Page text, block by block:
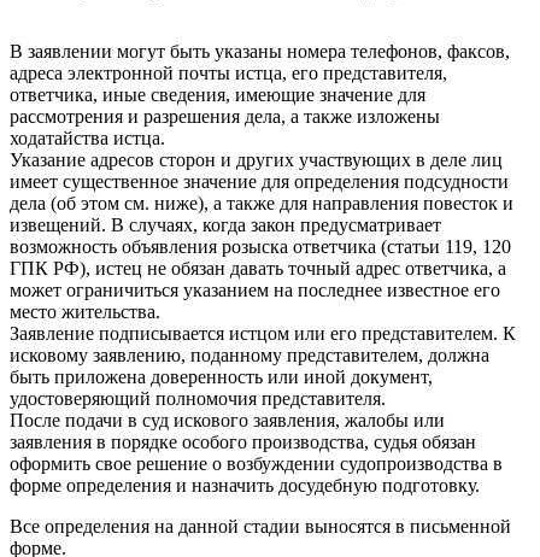
В заявлении могут быть указаны номера телефонов, факсов,
адреса электронной почты истца, его представителя,
ответчика, иные сведения, имеющие значение для
рассмотрения и разрешения дела, а также изложены
ходатайства истца.
Указание адресов сторон и других участвующих в деле лиц
имеет существенное значение для определения подсудности
дела (об этом см. ниже), а также для направления повесток и
извещений. В случаях, когда закон предусматривает
возможность объявления розыска ответчика (статьи 119, 120
ГПК РФ), истец не обязан давать точный адрес ответчика, а
может ограничиться указанием на последнее известное его
место жительства.
Заявление подписывается истцом или его представителем. К
исковому заявлению, поданному представителем, должна
быть приложена доверенность или иной документ,
удостоверяющий полномочия представителя.
После подачи в суд искового заявления, жалобы или
заявления в порядке особого производства, судья обязан
оформить свое решение о возбуждении судопроизводства в
форме определения и назначить досудебную подготовку.
Все определения на данной стадии выносятся в письменной
форме.